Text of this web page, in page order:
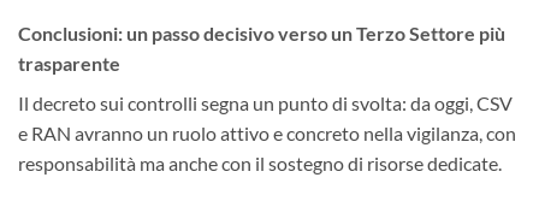
Conclusioni: un passo decisivo verso un Terzo Settore più
trasparente
Il decreto sui controlli segna un punto di svolta: da oggi, CSV
e RAN avranno un ruolo attivo e concreto nella vigilanza, con
responsabilità ma anche con il sostegno di risorse dedicate.